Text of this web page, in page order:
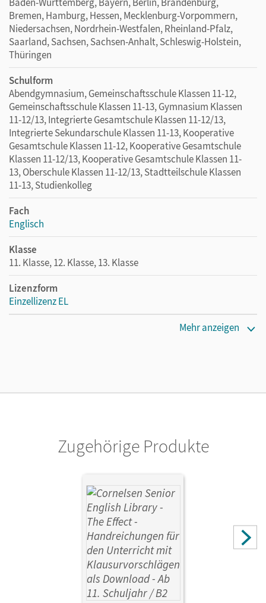
Bremen, Hamburg, Hessen, Mecklenburg-Vorpommern,
Niedersachsen, Nordrhein-Westfalen, Rheinland-Pfalz,
Saarland, Sachsen, Sachsen-Anhalt, Schleswig-Holstein,
Thüringen
Schulform
Abendgymnasium, Gemeinschaftsschule Klassen 11-12,
Gemeinschaftsschule Klassen 11-13, Gymnasium Klassen
11-12/13, Integrierte Gesamtschule Klassen 11-12/13,
Integrierte Sekundarschule Klassen 11-13, Kooperative
Gesamtschule Klassen 11-12, Kooperative Gesamtschule
Klassen 11-12/13, Kooperative Gesamtschule Klassen 11-
13, Oberschule Klassen 11-12/13, Stadtteilschule Klassen
11-13, Studienkolleg
Fach
Englisch
Klasse
11. Klasse, 12. Klasse, 13. Klasse
Lizenzform
Einzellizenz EL
Arnold, Heinz
Mehr anzeigen
Zugehörige Produkte